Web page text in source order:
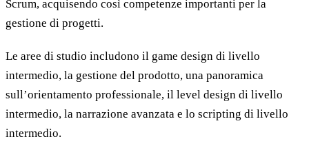
Scrum, acquisendo così competenze importanti per la
gestione di progetti.
Le aree di studio includono il game design di livello
intermedio, la gestione del prodotto, una panoramica
sull’orientamento professionale, il level design di livello
intermedio, la narrazione avanzata e lo scripting di livello
intermedio.